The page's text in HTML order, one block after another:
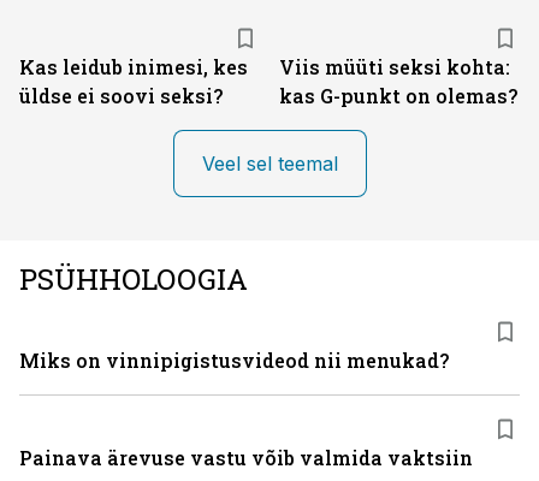
Kas leidub inimesi, kes
üldse ei soovi seksi?
Viis müüti seksi kohta:
kas G-punkt on olemas?
Veel sel teemal
PSÜHHOLOOGIA
Miks on vinni­pigistusvideod nii menukad?
Painava ärevuse vastu võib valmida vaktsiin